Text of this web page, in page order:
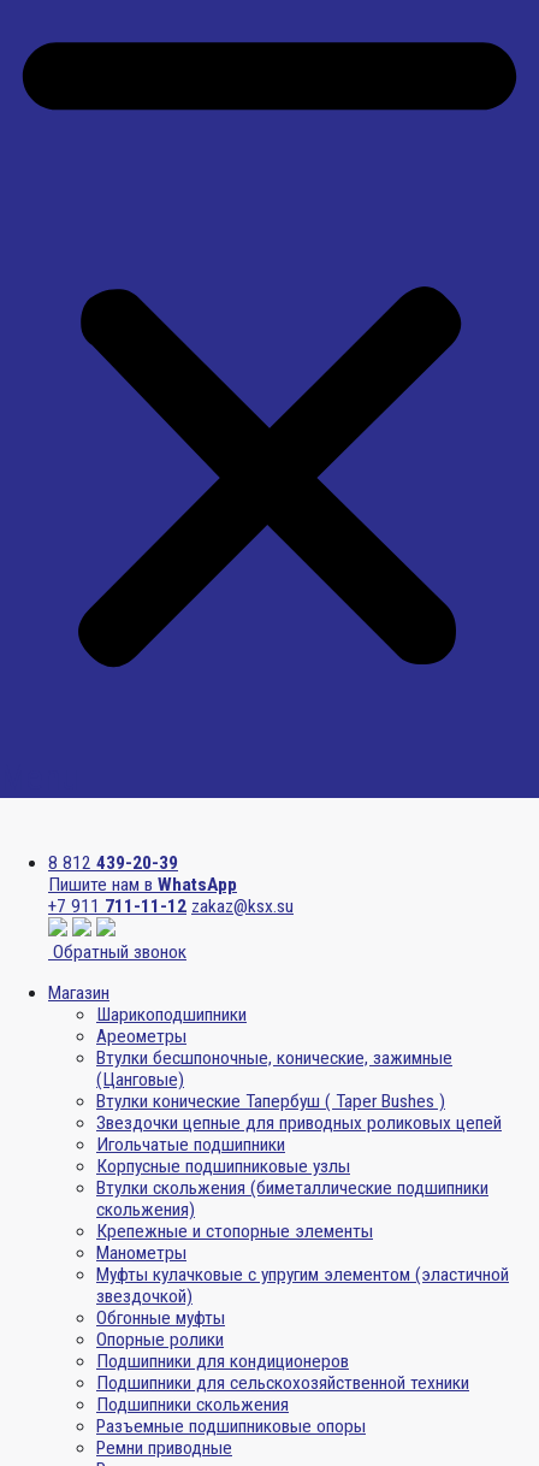
8 812 439-20-39
Пишите нам в WhatsApp
+7 911 711-11-12 zakaz@ksx.su
Обратный звонок
Магазин
Шарикоподшипники
Ареометры
Втулки бесшпоночные, конические, зажимные
(Цанговые)
Втулки конические Тапербуш ( Taper Bushes )
Звездочки цепные для приводных роликовых цепей
Игольчатые подшипники
Корпусные подшипниковые узлы
Втулки скольжения (биметаллические подшипники
скольжения)
Крепежные и стопорные элементы
Манометры
Муфты кулачковые с упругим элементом (эластичной
звездочкой)
Обгонные муфты
Опорные ролики
Подшипники для кондиционеров
Подшипники для сельскохозяйственной техники
Подшипники скольжения
Разъемные подшипниковые опоры
Ремни приводные